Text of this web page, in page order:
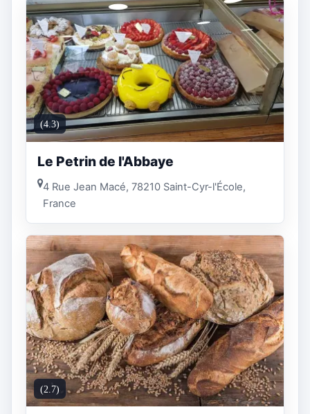
(4.3)
Le Petrin de l'Abbaye
4 Rue Jean Macé, 78210 Saint-Cyr-l'École,
France
(2.7)